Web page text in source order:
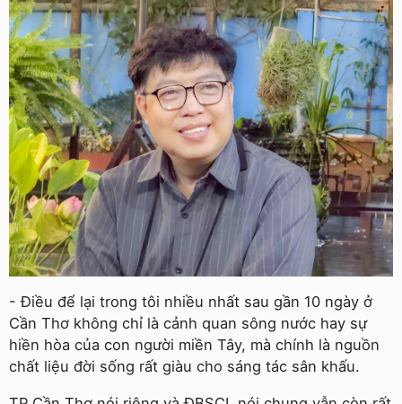
- Điều để lại trong tôi nhiều nhất sau gần 10 ngày ở
Cần Thơ không chỉ là cảnh quan sông nước hay sự
hiền hòa của con người miền Tây, mà chính là nguồn
chất liệu đời sống rất giàu cho sáng tác sân khấu.